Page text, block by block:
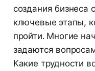
создания бизнеса
ключевые этапы,
пройти. Многие
задаются
Какие трудности